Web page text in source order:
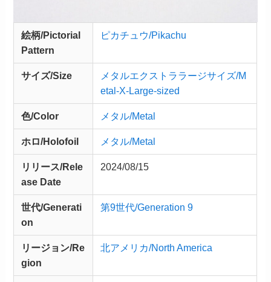
絵柄/Pictorial
Pattern
ピカチュウ/Pikachu
サイズ/Size
メタルエクストララージサイズ/M
etal-X-Large-sized
色/Color メタル/Metal
ホロ/Holofoil メタル/Metal
リリース/Rele
ase Date
2024/08/15
世代/Generati
on
第9世代/Generation 9
リージョン/Re
gion
北アメリカ/North America